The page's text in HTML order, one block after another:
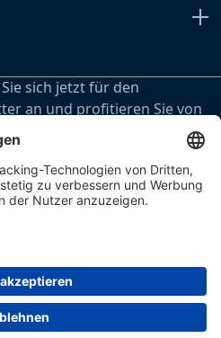
sich jetzt für den
an und profitieren Sie von
regelmäßig erscheinenden
Hinweisgebersystem